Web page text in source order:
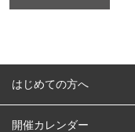
はじめての方へ
はじめての方へ
開催カレンダー